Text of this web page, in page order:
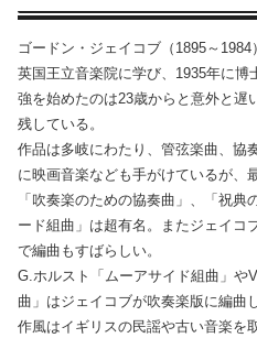
ゴードン・ジェイコブ（1895～1984
英国王立音楽院に学び、1935年に
強を始めたのは23歳からと意外と遅
残している。
作品は多岐にわたり、管弦楽曲、協
に映画音楽なども手がけているが、
「吹奏楽のための協奏曲」、「祝
ード組曲」は超有名。またジェイコ
で編曲もすばらしい。
G.ホルスト「ムーアサイド組曲」や
曲」はジェイコブが吹奏楽版に編曲
作風はイギリスの民謡や古い音楽を